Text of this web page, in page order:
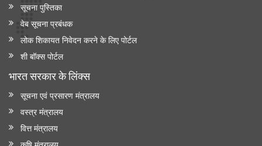
सूचना पुस्तिका
वेब सूचना प्रबंधक
लोक शिकायत निवेदन करने के लिए पोर्टल
शी बॉक्स पोर्टल
भारत सरकार के लिंक्‍स
सूचना एवं प्रसारण मंत्रालय
वस्त्र मंत्रालय
वित्त मंत्रालय